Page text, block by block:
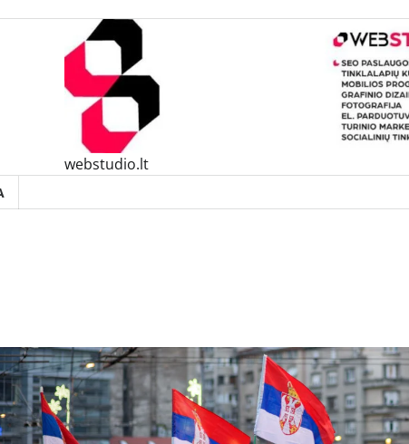
webstudio.lt